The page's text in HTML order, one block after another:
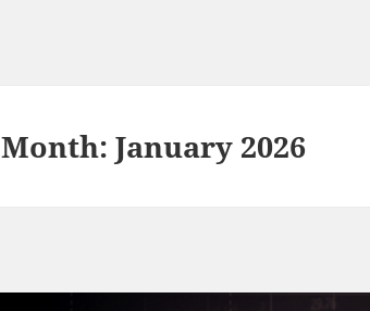
Month:January 2026